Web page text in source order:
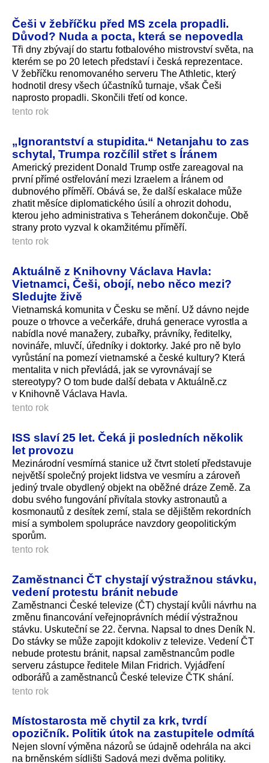
Češi v žebříčku před MS zcela propadli.
Důvod? Nuda a pocta, která se nepovedla
Tři dny zbývají do startu fotbalového mistrovství světa, na
kterém se po 20 letech představí i česká reprezentace.
V žebříčku renomovaného serveru The Athletic, který
hodnotil dresy všech účastníků turnaje, však Češi
naprosto propadli. Skončili třetí od konce.
tento rok
„Ignorantství a stupidita.“ Netanjahu to zas
schytal, Trumpa rozčílil střet s Íránem
Americký prezident Donald Trump ostře zareagoval na
první přímé ostřelování mezi Izraelem a Íránem od
dubnového příměří. Obává se, že další eskalace může
zhatit měsíce diplomatického úsilí a ohrozit dohodu,
kterou jeho administrativa s Teheránem dokončuje. Obě
strany proto vyzval k okamžitému příměří.
tento rok
Aktuálně z Knihovny Václava Havla:
Vietnamci, Češi, obojí, nebo něco mezi?
Sledujte živě
Vietnamská komunita v Česku se mění. Už dávno nejde
pouze o trhovce a večerkáře, druhá generace vyrostla a
nabídla nové manažery, zubařky, právníky, ředitelky,
novináře, mluvčí, úředníky i doktorky. Jaké pro ně bylo
vyrůstání na pomezí vietnamské a české kultury? Která
mentalita v nich převládá, jak se vyrovnávají se
stereotypy? O tom bude další debata v Aktuálně.cz
v Knihovně Václava Havla.
tento rok
ISS slaví 25 let. Čeká ji posledních několik
let provozu
Mezinárodní vesmírná stanice už čtvrt století představuje
největší společný projekt lidstva ve vesmíru a zároveň
jediný trvale obydlený objekt na oběžné dráze Země. Za
dobu svého fungování přivítala stovky astronautů a
kosmonautů z desítek zemí, stala se dějištěm rekordních
misí a symbolem spolupráce navzdory geopolitickým
sporům.
tento rok
Zaměstnanci ČT chystají výstražnou stávku,
vedení protestu bránit nebude
Zaměstnanci České televize (ČT) chystají kvůli návrhu na
změnu financování veřejnoprávních médií výstražnou
stávku. Uskuteční se 22. června. Napsal to dnes Deník N.
Do stávky se může zapojit kdokoliv z televize. Vedení ČT
nebude protestu bránit, napsal zaměstnancům podle
serveru zástupce ředitele Milan Fridrich. Vyjádření
odborářů a zaměstnanců České televize ČTK shání.
tento rok
Místostarosta mě chytil za krk, tvrdí
opozičník. Politik útok na zastupitele odmítá
Nejen slovní výměna názorů se údajně odehrála na akci
na brněnském sídlišti Sadová mezi dvěma politiky.